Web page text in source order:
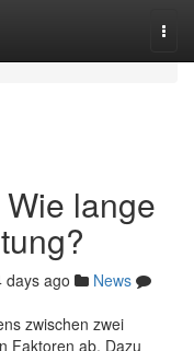
lange
days ago
News
zwischen zwei
Faktoren ab. Dazu